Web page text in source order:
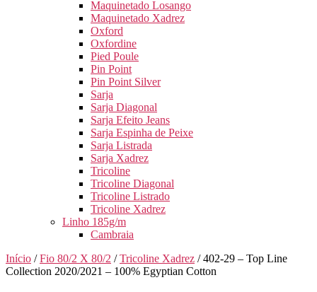
Maquinetado Losango
Maquinetado Xadrez
Oxford
Oxfordine
Pied Poule
Pin Point
Pin Point Silver
Sarja
Sarja Diagonal
Sarja Efeito Jeans
Sarja Espinha de Peixe
Sarja Listrada
Sarja Xadrez
Tricoline
Tricoline Diagonal
Tricoline Listrado
Tricoline Xadrez
Linho 185g/m
Cambraia
Início /Fio 80/2 X 80/2 /Tricoline Xadrez / 402-29 – Top Line
Collection 2020/2021 – 100% Egyptian Cotton